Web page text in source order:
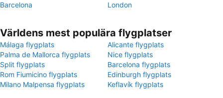
Barcelona
London
Världens mest populära flygplatser
Málaga flygplats
Alicante flygplats
Palma de Mallorca flygplats
Nice flygplats
Split flygplats
Barcelona flygplats
Rom Fiumicino flygplats
Edinburgh flygplats
Milano Malpensa flygplats
Keflavík flygplats